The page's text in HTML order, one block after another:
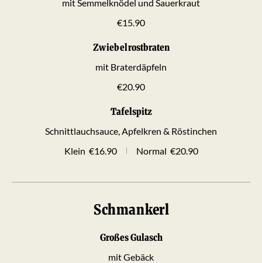
mit Semmelknödel und Sauerkraut
€15.90
Zwiebelrostbraten
mit Braterdäpfeln
€20.90
Tafelspitz
Schnittlauchsauce, Apfelkren & Röstinchen
Klein €16.90 Normal €20.90
Schmankerl
Großes Gulasch
mit Gebäck